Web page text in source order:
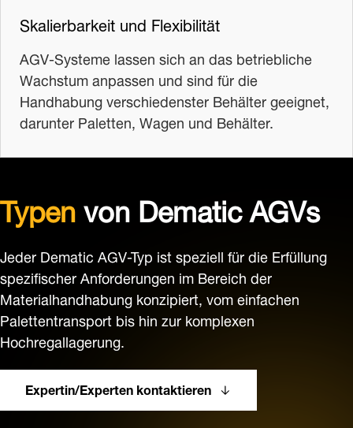
Skalierbarkeit und Flexibilität
AGV-Systeme lassen sich an das betriebliche
Wachstum anpassen und sind für die
Handhabung verschiedenster Behälter geeignet,
darunter Paletten, Wagen und Behälter.
Typenvon Dematic AGVs
Jeder Dematic AGV-Typ ist speziell für die Erfüllung
spezifischer Anforderungen im Bereich der
Materialhandhabung konzipiert, vom einfachen
Palettentransport bis hin zur komplexen
Hochregallagerung.
Expertin/Experten kontaktieren